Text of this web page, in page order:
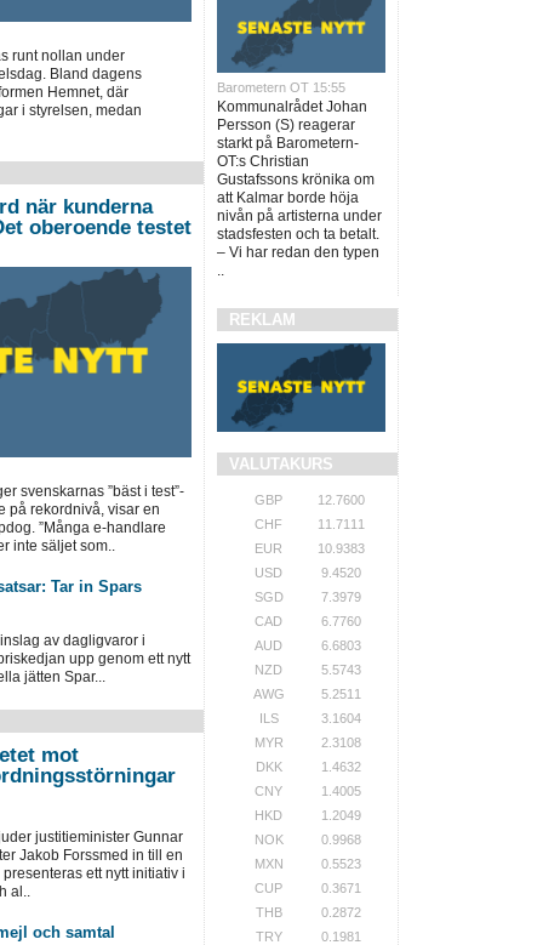
runt nollan under
Bland dagens
Hemnet, där
i styrelsen, medan
när kunderna
oberoende testet
svenskarnas ”bäst i test”-
på rekordnivå, visar en
”Många e-handlare
inte säljet som..
Tar in Spars
av dagligvaror i
upp genom ett nytt
jätten Spar...
mot
justitieminister Gunnar
Jakob Forssmed in till en
ett nytt initiativ i
al..
och samtal
Barometern OT 15:55
Kommunalrådet Johan
Persson (S) reagerar
starkt på Barometern-
OT:s Christian
Gustafssons krönika om
att Kalmar borde höja
nivån på artisterna under
stadsfesten och ta betalt.
– Vi har redan den typen
..
REKLAM
VALUTAKURS
GBP
12.7600
CHF
11.7111
EUR
10.9383
USD
9.4520
SGD
7.3979
CAD
6.7760
AUD
6.6803
NZD
5.5743
AWG
5.2511
ILS
3.1604
MYR
2.3108
DKK
1.4632
CNY
1.4005
HKD
1.2049
NOK
0.9968
MXN
0.5523
CUP
0.3671
THB
0.2872
TRY
0.1981